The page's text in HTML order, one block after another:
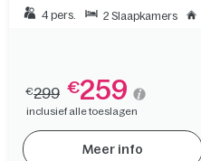
4 pers. 2 Slaapkamers
€299 €259
inclusief alle toeslagen
Meer info